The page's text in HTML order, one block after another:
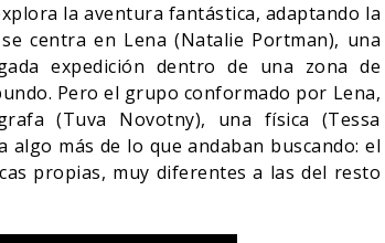
la aventura fantástica, adaptando la
centra en Lena (Natalie Portman), una
expedición dentro de una zona de
Pero el grupo conformado por Lena,
(Tuva Novotny), una física (Tessa
algo más de lo que andaban buscando: el
propias, muy diferentes a las del resto